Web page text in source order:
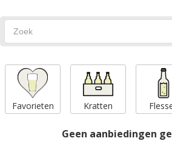
Favorieten Kratten
Geen aanbiedingen